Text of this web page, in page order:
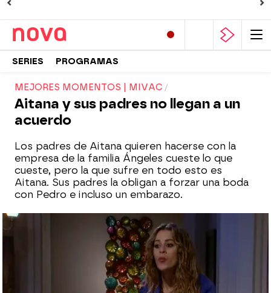
SERIES PROGRAMAS
MEJORES MOMENTOS | MIVAC
Aitana y sus padres no llegan a un
acuerdo
Los padres de Aitana quieren hacerse con la
empresa de la familia Ángeles cueste lo que
cueste, pero la que sufre en todo esto es
Aitana. Sus padres la obligan a forzar una boda
con Pedro e incluso un embarazo.